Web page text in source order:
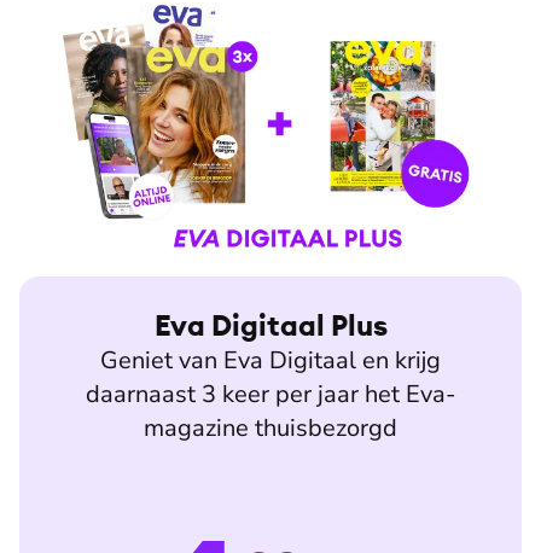
Eva Digitaal Plus
Geniet van Eva Digitaal en krijg
daarnaast 3 keer per jaar het Eva-
magazine thuisbezorgd